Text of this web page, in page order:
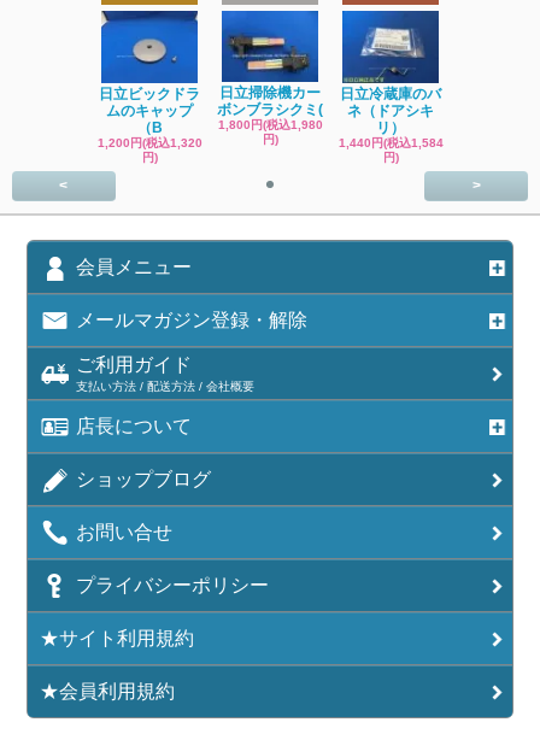
日立ビックドラ
ムのキャップ
（B
1,200円(税込1,320
円)
日立掃除機カー
ボンブラシクミ(
1,800円(税込1,980
円)
日立冷蔵庫のバ
ネ（ドアシキ
リ）
1,440円(税込1,584
円)
< >
会員メニュー
メールマガジン登録・解除
ご利用ガイド
支払い方法 / 配送方法 / 会社概要
店長について
ショップブログ
お問い合せ
プライバシーポリシー
★サイト利用規約
★会員利用規約